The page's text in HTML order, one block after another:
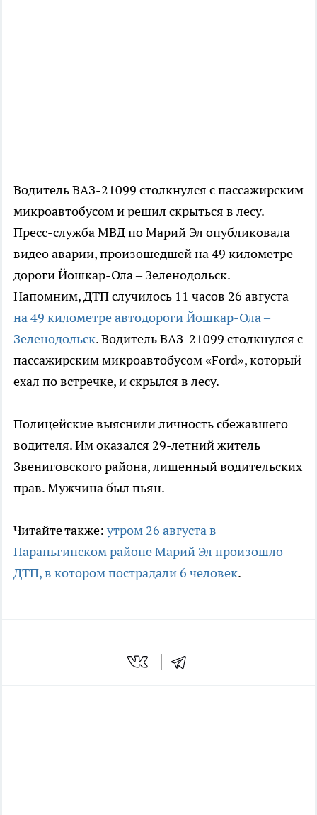
Водитель ВАЗ-21099 столкнулся с пассажирским
микроавтобусом и решил скрыться в лесу.
Пресс-служба МВД по Марий Эл опубликовала
видео аварии, произошедшей на 49 километре
дороги Йошкар-Ола – Зеленодольск.
Напомним, ДТП случилось 11 часов 26 августа
на 49 километре автодороги Йошкар-Ола –
Зеленодольск. Водитель ВАЗ-21099 столкнулся с
пассажирским микроавтобусом «Ford», который
ехал по встречке, и скрылся в лесу.
Полицейские выяснили личность сбежавшего
водителя. Им оказался 29-летний житель
Звениговского района, лишенный водительских
прав. Мужчина был пьян.
Читайте также: утром 26 августа в
Параньгинском районе Марий Эл произошло
ДТП, в котором пострадали 6 человек.